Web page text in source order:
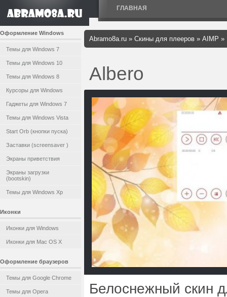
ГЛАВНАЯ
Оформление Windows
Темы для Windows 7
Темы для Windows 10
Темы для Windows 8
Курсоры для Windows
Гаджеты для Windows 7
Темы для Windows Vista
Start Orb (кнопки пуска)
Заставки (screensaver )
Экраны приветствия
Экраны загрузки
(bootskin)
Темы для Windows Xp
Иконки
Иконки для Windows
Иконки для Mac OS X
Оформление браузеров
Темы для Google Chrome
Темы для Opera
Abramo8a.ru » Скины для плееров » AIMP »
Albero
Белоснежный скин